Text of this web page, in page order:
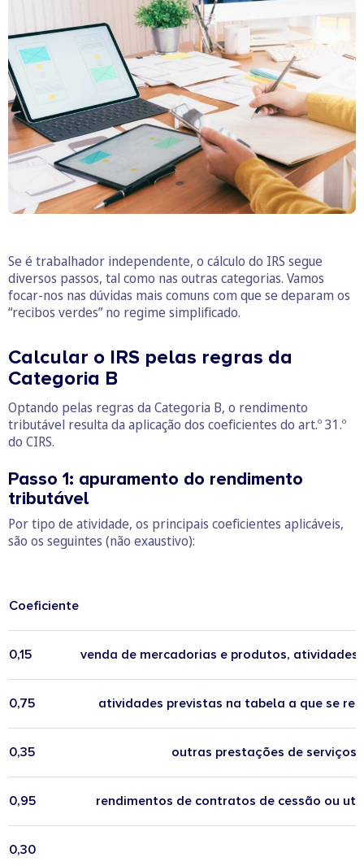
Se é trabalhador independente, o cálculo do IRS segue
diversos passos, tal como nas outras categorias. Vamos
focar-nos nas dúvidas mais comuns com que se deparam os
“recibos verdes” no regime simplificado.
Calcular o IRS pelas regras da
Categoria B
Optando pelas regras da Categoria B, o rendimento
tributável resulta da aplicação dos coeficientes do art.º 31.º
do CIRS.
Passo 1: apuramento do rendimento
tributável
Por tipo de atividade, os principais coeficientes aplicáveis,
são os seguintes (não exaustivo):
Coeficiente
0,15 venda de mercadorias e produtos,
0,75 atividades previstas na tabela a que se
0,35 outras prestações de
0,95 rendimentos de contratos de cessão ou
0,30